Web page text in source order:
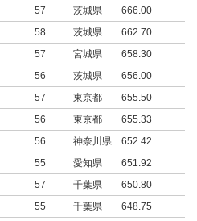
57 茨城県
666.00
58 茨城県
662.70
57 宮城県
658.30
56 茨城県
656.00
57 東京都
655.50
56 東京都
655.33
56 神奈川県
652.42
55 愛知県
651.92
57 千葉県
650.80
55 千葉県
648.75